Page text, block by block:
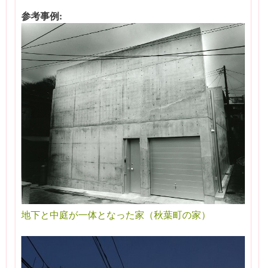
参考事例:
地下と中庭が一体となった家（秋葉町の家）